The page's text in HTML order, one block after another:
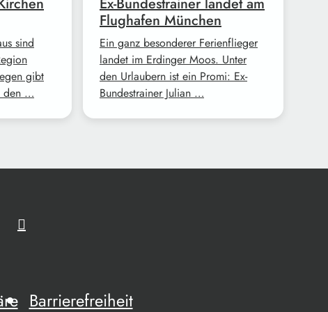
sind
gibt
den …
Flughafen München
Ein ganz besonderer Ferienflieger
landet im Erdinger Moos. Unter
den Urlaubern ist ein Promi: Ex-
Bundestrainer Julian …
Barrierefreiheit